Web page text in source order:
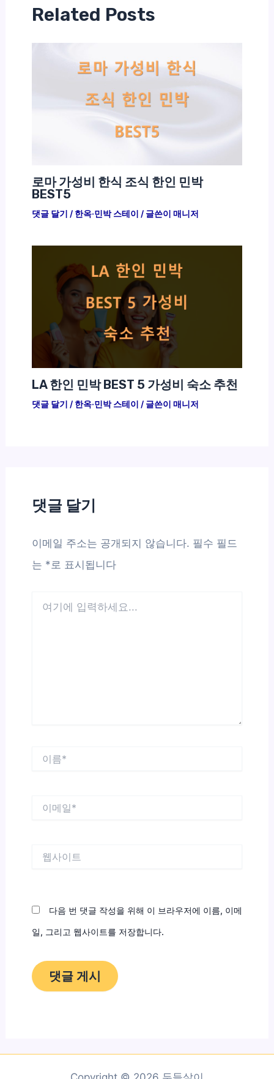
Related Posts
로마 가성비 한식 조식 한인 민박
BEST5
댓글 달기 / 한옥·민박 스테이 / 글쓴이 매니저
LA 한인 민박 BEST 5 가성비 숙소 추천
댓글 달기 / 한옥·민박 스테이 / 글쓴이 매니저
댓글 달기
이메일 주소는 공개되지 않습니다. 필수 필드
는 *로 표시됩니다
다음 번 댓글 작성을 위해 이 브라우저에 이름, 이메
일, 그리고 웹사이트를 저장합니다.